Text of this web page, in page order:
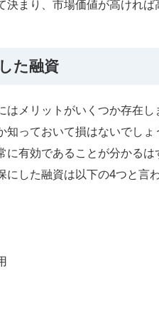
まり、市場価値が高ければ
た融資
はメリットがいくつか存在
知っておいて損はないでし
有効であることが分かるは
した融資は以下の4つと言わ